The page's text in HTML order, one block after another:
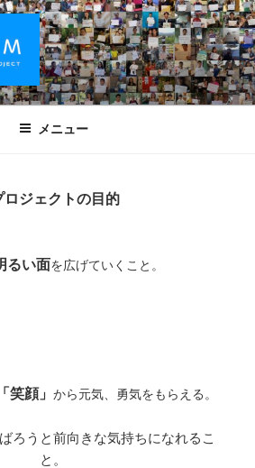
ドリームプロジェクト
PROJECT
中に！ Sparks of Joy with dreams for
メニュー
ロジェクトの目的
るい面を広げていくこと。
笑顔」 から元気、勇気をもらえる。
ろうと前向きな気持ちになれるこ
と。